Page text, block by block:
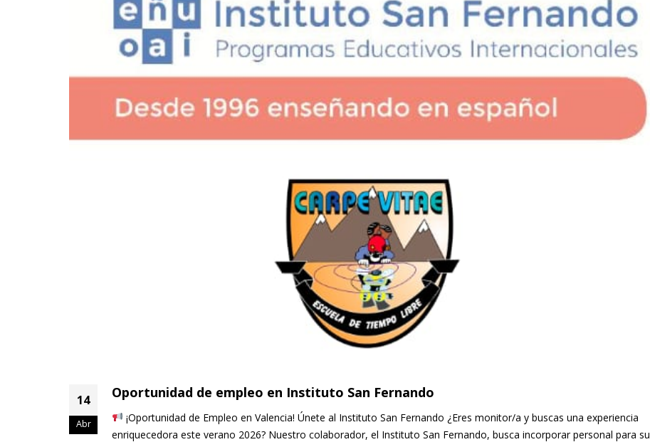
14
Abr
Oportunidad de empleo en Instituto San Fernando
¡Oportunidad de Empleo en Valencia! Únete al Instituto San Fernando ¿Eres monitor/a y buscas una experiencia
enriquecedora este verano 2026? Nuestro colaborador, el Instituto San Fernando, busca incorporar personal para su